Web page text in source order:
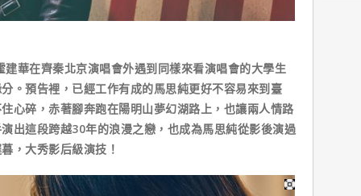
在齊秦北京演唱會外遇到同樣來看演唱會的大學生
。預告裡，已經工作有成的馬思純更好不容易來到臺
心碎，赤著腳奔跑在陽明山夢幻湖路上，也讓兩人情路
出這段跨越30年的浪漫之戀，也成為馬思純從影後演過
，大秀影后級演技！